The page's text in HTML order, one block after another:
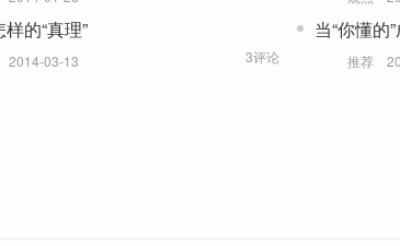
的“真理”
2014-03-13 3评论
当“你懂的
推荐